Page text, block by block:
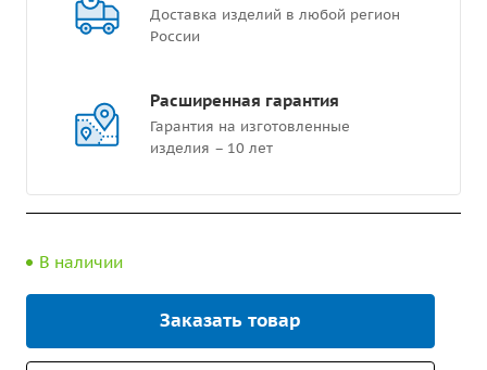
Доставка изделий в любой регион
России
Расширенная гарантия
Гарантия на изготовленные
изделия – 10 лет
В наличии
Заказать товар